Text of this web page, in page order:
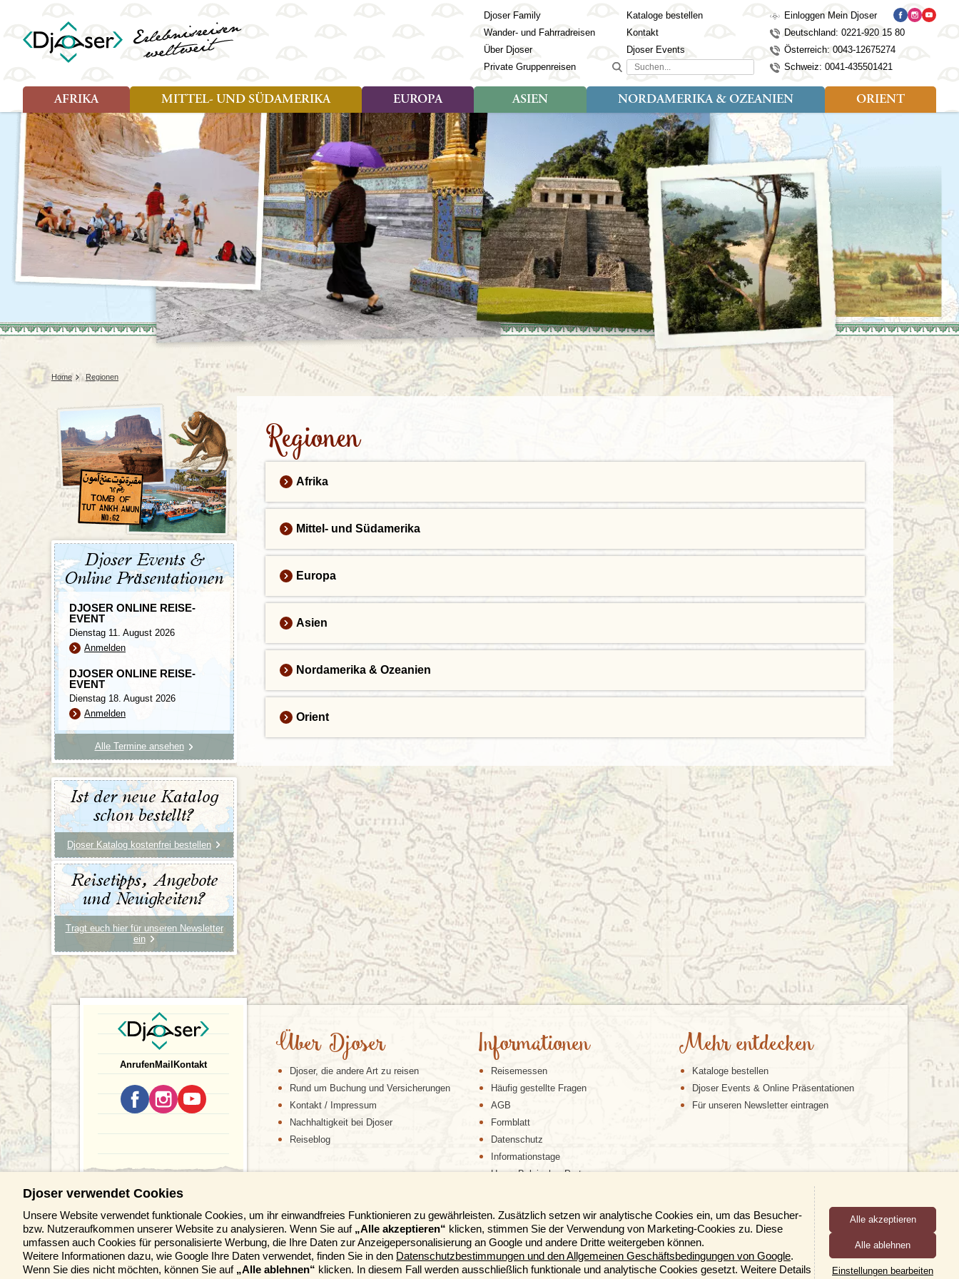
Djoser Family
Wander- und Fahrradreisen
Über Djoser
Private Gruppenreisen
Kataloge bestellen
Kontakt
Djoser Events
Suchen...
Einloggen Mein Djoser
Deutschland: 0221-920 15 80
Österreich: 0043-12675274
Schweiz: 0041-435501421
AFRIKA
Art der Reise
Djoser Reisen (8)
Djoser Family (5)
Länder
Ägypten
Eswatini (Swasiland)
Kenia
Lesotho
Madagaskar
Marokko
Namibia
Simbabwe
Südafrika
Tansania
Uganda
MITTEL- UND SÜDAMERIKA
Art der Reise
Djoser Reisen (13)
Djoser Family (8)
Wander- und Fahrradreisen
(1)
Länder
Argentinien
Bolivien
Brasilien
Chile
Costa Rica
Ecuador
Französisch Guayana
Guatemala
Guyana
Honduras
Kolumbien
Kuba
Mexiko
Peru
Suriname
EUROPA
Art der Reise
Djoser Reisen (9)
Djoser Family (3)
Wander- und Fahrradreisen
(6)
Andorra
Armenien
Aserbaidschan
Azoren
Balkan
Baltikum
Bosnien & Herzegowina
Estland
Finnland
Georgien
Griechenland
Irland
Island
Italien
Kosovo
Kroatien
Lettland
Litauen
Madeira
Mazedonien
Montenegro
Polen
Portugal
Schottland
Serbien
Spanien
Türkei
Wales
ASIEN
Art der Reise
Djoser Family (12)
Wander- und Fahrradreisen
Länder
Bhutan
China
Indien
Indonesien
Japan
Kambodscha
Kasachstan
Kirgistan
Laos
Malaysia
Mongolei
Nepal
Seidenstraße
Singapur
Sri Lanka
Südkorea
Taiwan
Thailand
Tibet
Turkmenistan
Usbekistan
Vietnam
NORDAMERIKA & OZEANIEN
Art der Reise
Djoser Reisen (4)
Djoser Family (2)
Länder
Alaska
Australien
Kanada
Neuseeland
USA
ORIENT
Art der Reise
Djoser Reisen (5)
Djoser Family (5)
Wander- und Fahrradreisen
Länder
Ägypten
Israel
Jordanien
Marokko
Oman
Türkei
Home Regionen
Regionen
Afrika
Mittel- und Südamerika
Europa
Asien
Nordamerika & Ozeanien
Orient
Djoser Events &
Online Präsentationen
DJOSER ONLINE REISE-
EVENT
Dienstag 11. August 2026
Anmelden
DJOSER ONLINE REISE-
EVENT
Dienstag 18. August 2026
Anmelden
Alle Termine ansehen
Ist der neue Katalog
schon bestellt?
Djoser Katalog kostenfrei bestellen
Reisetipps, Angebote
und Neuigkeiten?
Tragt euch hier für unseren Newsletter
ein
AnrufenMailKontakt
Über Djoser
Djoser, die andere Art zu reisen
Rund um Buchung und Versicherungen
Kontakt / Impressum
Nachhaltigkeit bei Djoser
Reiseblog
Informationen
Reisemessen
Häufig gestellte Fragen
AGB
Formblatt
Datenschutz
Informationstage
Unser Belgischer Partner
Cookie-Richtlinie
Mehr entdecken
Kataloge bestellen
Djoser Events & Online Präsentationen
Für unseren Newsletter eintragen
DER NEUE KATALOG IST DA
×
Djoser verwendet Cookies
Unsere Website verwendet funktionale Cookies, um ihr einwandfreies Funktionieren zu gewährleisten. Zusätzlich setzen wir analytische Cookies ein, um das Besucher-
bzw. Nutzeraufkommen unserer Website zu analysieren. Wenn Sie auf „Alle akzeptieren“ klicken, stimmen Sie der Verwendung von Marketing-Cookies zu. Diese
umfassen auch Cookies für personalisierte Werbung, die Ihre Daten zur Anzeigepersonalisierung an Google und andere Dritte weitergeben können.
Weitere Informationen dazu, wie Google Ihre Daten verwendet, finden Sie in den Datenschutzbestimmungen und den Allgemeinen Geschäftsbedingungen von Google.
Wenn Sie dies nicht möchten, können Sie auf „Alle ablehnen“ klicken. In diesem Fall werden ausschließlich funktionale und analytische Cookies gesetzt. Weitere Details
Alle ablehnen
Einstellungen bearbeiten